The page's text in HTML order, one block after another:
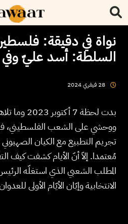
نواة في دقيقة:
السلطة: أسد عليّ
28 فيفري2024
بدت لحظة 7
ووحشي على الشعب الفلسطيني،
تجريم التطبيع مع الكيان الصهيوني
مُعتمدا. إلاّ أنّ الأيام كشفت كيف
المطلب الشعبي الذي استغلّه
الانتخابية وإبّان الأيّام الأولى